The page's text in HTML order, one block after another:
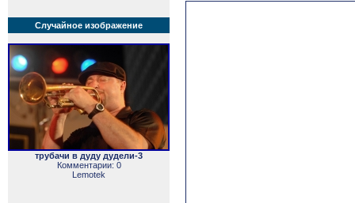
Случайное изображение
трубачи в дуду дудели-3
Комментарии: 0
Lemotek